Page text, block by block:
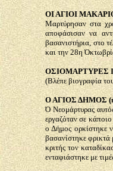
ΟΙ ΑΓΙΟΙ
Μαρτύρησαν στα
αποφάσισαν να
βασανιστήρια, στο
και την 28η
ΟΣΙΟΜΑΡΤΥΡΕΣ
(Βλέπε βιογραφία
Ο ΑΓΙΟΣ ΔΗΜΟΣ (ή
Ό Νεομάρτυρας
εργαζόταν σε
ο Δήμος ορκίστηκε
βασανίστηκε
κριτής τον
ενταφιάστηκε με